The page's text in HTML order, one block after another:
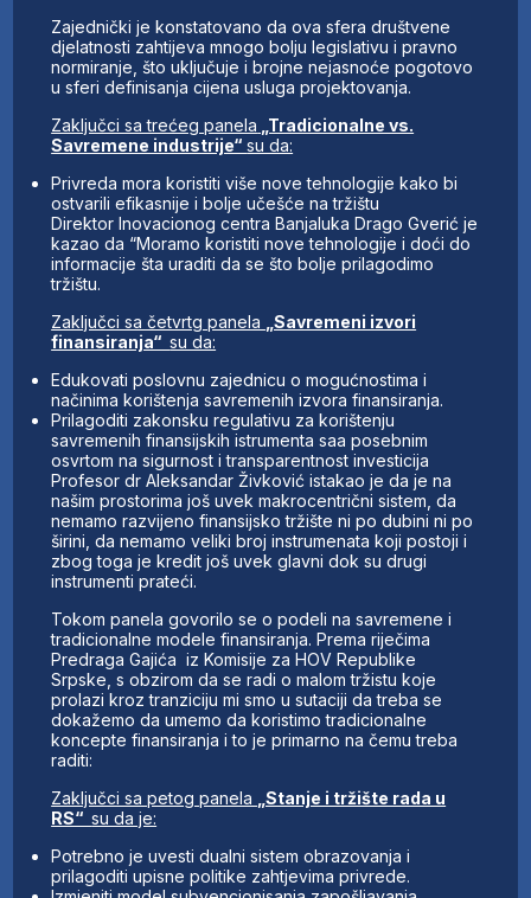
Zajednički je konstatovano da ova sfera društvene
djelatnosti zahtijeva mnogo bolju legislativu i pravno
normiranje, što uključuje i brojne nejasnoće pogotovo
u sferi definisanja cijena usluga projektovanja.
Zaključci sa trećeg panela „Tradicionalne vs.
Savremene industrije“su da:
Privreda mora koristiti više nove tehnologije kako bi
ostvarili efikasnije i bolje učešće na tržištu
Direktor Inovacionog centra Banjaluka Drago Gverić je
kazao da “Moramo koristiti nove tehnologije i doći do
informacije šta uraditi da se što bolje prilagodimo
tržištu.
Zaključci sa četvrtg panela
„Savremeni izvori
finansiranja“su da:
Edukovati poslovnu zajednicu o mogućnostima i
načinima korištenja savremenih izvora finansiranja.
Prilagoditi zakonsku regulativu za korištenju
savremenih finansijskih istrumenta saa posebnim
osvrtom na sigurnost i transparentnost investicija
Profesor dr Aleksandar Živković istakao je da je na
našim prostorima još uvek makrocentrični sistem, da
nemamo razvijeno finansijsko tržište ni po dubini ni po
širini, da nemamo veliki broj instrumenata koji postoji i
zbog toga je kredit još uvek glavni dok su drugi
instrumenti prateći.
Tokom panela govorilo se o podeli na savremene i
tradicionalne modele finansiranja. Prema riječima
Predraga Gajića iz Komisije za HOV Republike
Srpske, s obzirom da se radi o malom tržistu koje
prolazi kroz tranziciju mi smo u sutaciji da treba se
dokažemo da umemo da koristimo tradicionalne
koncepte finansiranja i to je primarno na čemu treba
raditi:
Zaključci sa petog panela
„Stanje i tržište rada u
RS“su da je:
Potrebno je uvesti dualni sistem obrazovanja i
prilagoditi upisne politike zahtjevima privrede.